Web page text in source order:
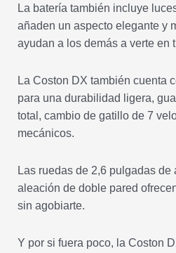
La batería también incluye
añaden un aspecto elegante y
ayudan a los demás a verte en
La Coston DX también cuenta
para una durabilidad ligera,
total, cambio de gatillo de 7
mecánicos.
Las ruedas de 2,6 pulgadas
aleación de doble pared
sin agobiarte.
Y por si fuera poco, la Coston